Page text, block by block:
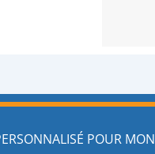
POUR MON